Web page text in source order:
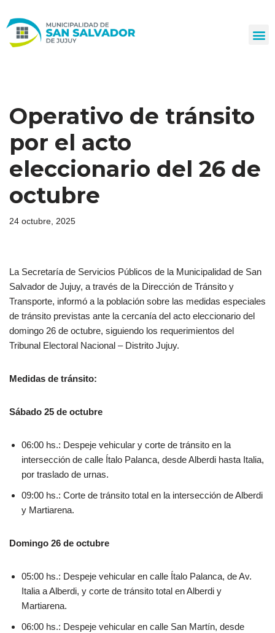
al
Operativo de tránsito
por el acto
eleccionario del 26 de
octubre
24 octubre, 2025
La Secretaría de Servicios Públicos de la Municipalidad de San
Salvador de Jujuy, a través de la Dirección de Tránsito y
Transporte, informó a la población sobre las medidas especiales
de tránsito previstas ante la cercanía del acto eleccionario del
domingo 26 de octubre, siguiendo los requerimientos del
Tribunal Electoral Nacional – Distrito Jujuy.
Medidas de tránsito:
Sábado 25 de octubre
06:00 hs.: Despeje vehicular y corte de tránsito en la
intersección de calle Ítalo Palanca, desde Alberdi hasta Italia,
por traslado de urnas.
09:00 hs.: Corte de tránsito total en la intersección de Alberdi
y Martiarena.
Domingo 26 de octubre
05:00 hs.: Despeje vehicular en calle Ítalo Palanca, de Av.
Italia a Alberdi, y corte de tránsito total en Alberdi y
Martiarena.
06:00 hs.: Despeje vehicular en calle San Martín, desde